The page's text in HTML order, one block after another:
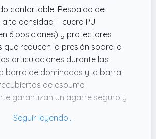
confortable: Respaldo de
densidad + cuero PU
6 posiciones) y protectores
que reducen la presión sobre la
articulaciones durante las
barra de dominadas y la barra
de espuma
garantizan un agarre seguro y